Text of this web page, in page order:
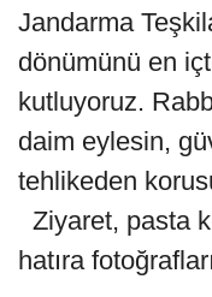
Jandarma
dönümünü en
kutluyoruz.
daim eylesin,
tehlikeden
Ziyaret, pasta
hatıra